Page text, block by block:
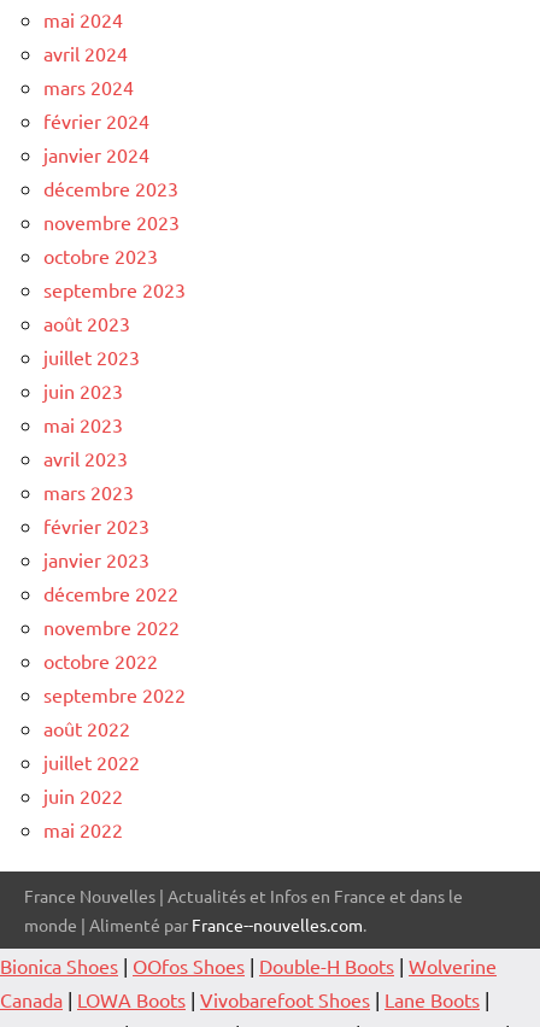
mai 2024
avril 2024
mars 2024
février 2024
janvier 2024
décembre 2023
novembre 2023
octobre 2023
septembre 2023
août 2023
juillet 2023
juin 2023
mai 2023
avril 2023
mars 2023
février 2023
janvier 2023
décembre 2022
novembre 2022
octobre 2022
septembre 2022
août 2022
juillet 2022
juin 2022
mai 2022
France Nouvelles | Actualités et Infos en France et dans le
monde | Alimenté par France--nouvelles.com.
Bionica Shoes | OOfos Shoes | Double-H Boots | Wolverine
Canada | LOWA Boots | Vivobarefoot Shoes | Lane Boots |